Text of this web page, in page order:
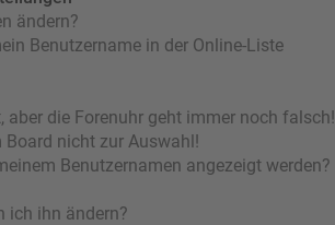
ändern?
Benutzername in der Online-Liste
aber die Forenuhr geht immer noch falsch!
nicht zur Auswahl!
Benutzernamen angezeigt werden?
ich ihn ändern?